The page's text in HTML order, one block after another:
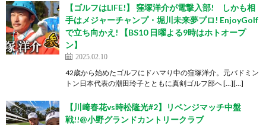
【ゴルフはLIFE!】 窪塚洋介が電撃入部! しかも相
手はメジャーチャンプ・堀川未来夢プロ! EnjoyGolf
で立ち向かえ! 【BS10 日曜よる9時はホトオープ
ン】
2025.02.10
42歳から始めたゴルフにドハマり中の窪塚洋介。元バドミン
トン日本代表の潮田玲子とともに真剣ゴルフ部へ […][…]
【川﨑春花vs時松隆光#2】リベンジマッチ中盤
戦!!@小野グランドカントリークラブ